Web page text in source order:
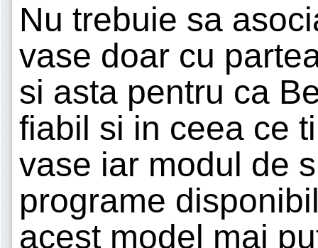
Nu trebuie sa
vase doar cu
si asta pentru ca
fiabil si in ceea ce
vase iar modul de
programe
acest model mai